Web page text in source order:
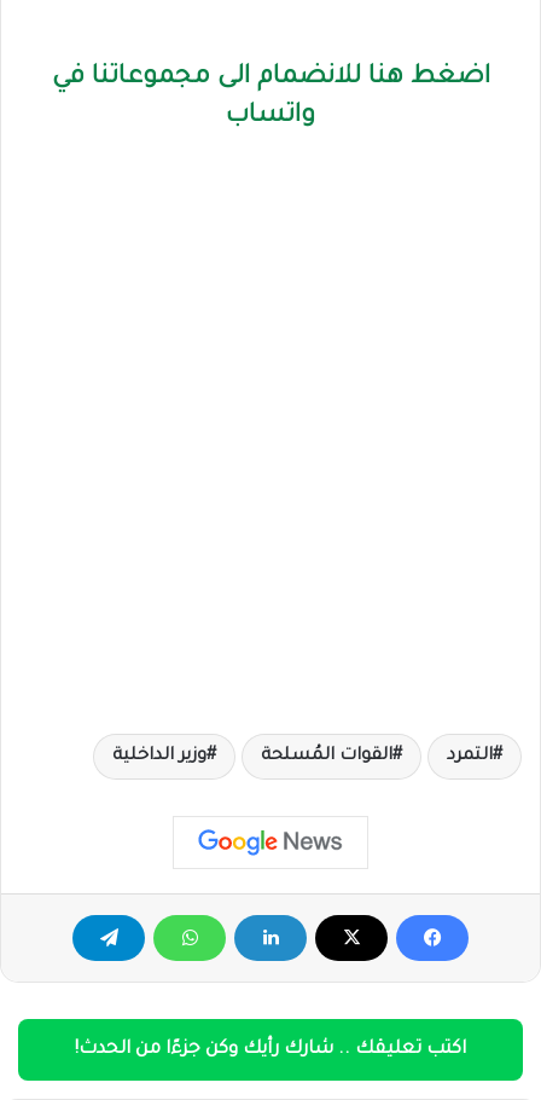
اضغط هنا للانضمام الى مجموعاتنا في
واتساب
التمرد القوات المُسلحة وزير الداخلية
اكتب تعليقك .. شارك رأيك وكن جزءًا من الحدث!